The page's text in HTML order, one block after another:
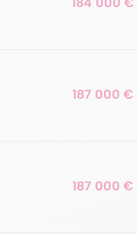
187 000 €
187 000 €